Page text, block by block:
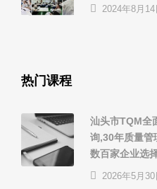
2024年8月14
热门课程
汕头市TQM全
询,30年质量管
数百家企业选
2026年5月30